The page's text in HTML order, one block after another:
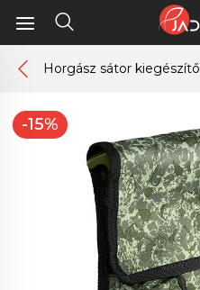
Horgász sátor kiegészítő
-15%